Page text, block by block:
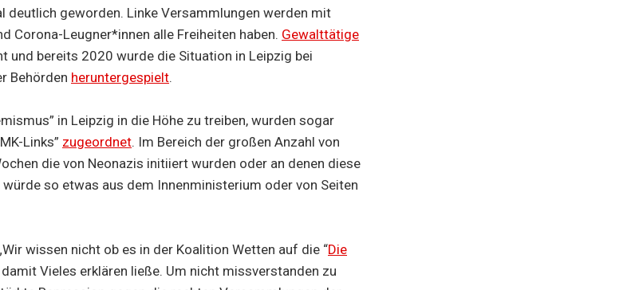
deutlich geworden. Linke Versammlungen werden mit
Corona-Leugner*innen alle Freiheiten haben. Gewalttätige
und bereits 2020 wurde die Situation in Leipzig bei
Behörden heruntergespielt.
in Leipzig in die Höhe zu treiben, wurden sogar
Links” zugeordnet. Im Bereich der großen Anzahl von
die von Neonazis initiiert wurden oder an denen diese
so etwas aus dem Innenministerium oder von Seiten
wissen nicht ob es in der Koalition Wetten auf die “Die
Vieles erklären ließe. Um nicht missverstanden zu